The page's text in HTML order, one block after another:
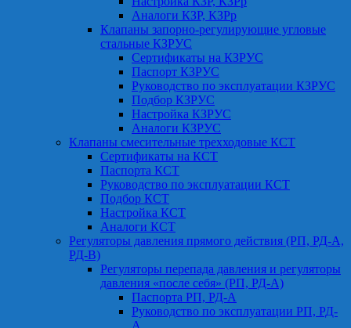
Аналоги КЗР, КЗРр
Клапаны запорно-регулирующие угловые
стальные КЗРУС
Сертификаты на КЗРУС
Паспорт КЗРУС
Руководство по эксплуатации КЗРУС
Подбор КЗРУС
Настройка КЗРУС
Аналоги КЗРУС
Клапаны смесительные трехходовые КСТ
Сертификаты на КСТ
Паспорта КСТ
Руководство по эксплуатации КСТ
Подбор КСТ
Настройка КСТ
Аналоги КСТ
Регуляторы давления прямого действия (РП, РД-А,
РД-В)
Регуляторы перепада давления и регуляторы
давления «после себя» (РП, РД-А)
Паспорта РП, РД-А
Руководство по эксплуатации РП, РД-
А